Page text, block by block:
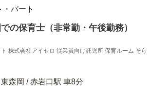
・パート
の保育士（非常勤・午後勤務）
株式会社アイセロ 従業員向け託児所 保育ルーム そら
森岡 / 赤岩口駅 車8分